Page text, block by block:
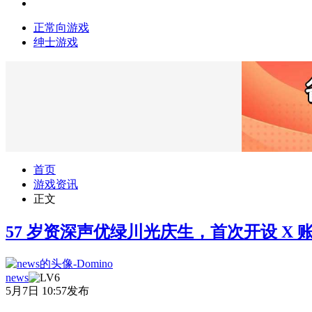
正常向游戏
绅士游戏
首页
游戏资讯
正文
57 岁资深声优绿川光庆生，首次开设 X
news
5月7日 10:57发布